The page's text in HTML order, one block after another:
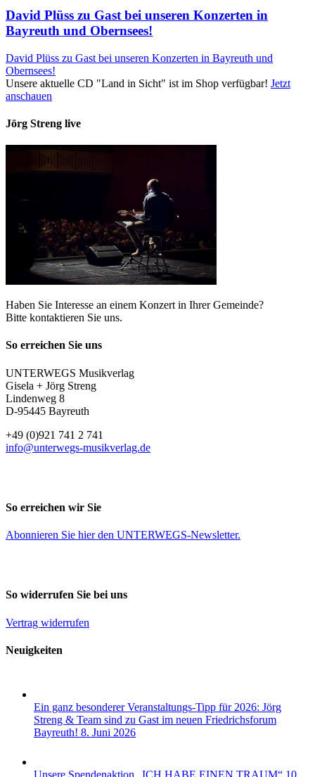
David Plüss zu Gast bei unseren Konzerten in
Bayreuth und Obernsees!
David Plüss zu Gast bei unseren Konzerten in Bayreuth und
Obernsees!
Unsere aktuelle CD "Land in Sicht" ist im Shop verfügbar! Jetzt
anschauen
Jörg Streng live
Haben Sie Interesse an einem Konzert in Ihrer Gemeinde?
Bitte kontaktieren Sie uns.
So erreichen Sie uns
UNTERWEGS Musikverlag
Gisela + Jörg Streng
Lindenweg 8
D-95445 Bayreuth
+49 (0)921 741 2 741
info@unterwegs-musikverlag.de
So erreichen wir Sie
Abonnieren Sie hierden UNTERWEGS-Newsletter.
So widerrufen Sie bei uns
Vertrag widerrufen
Neuigkeiten
Ein ganz besonderer Veranstaltungs-Tipp für 2026: Jörg
Streng & Team sind zu Gast im neuen Friedrichsforum
Bayreuth! 8. Juni 2026